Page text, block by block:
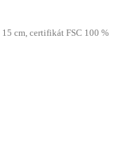
cm, certifikát FSC 100 %